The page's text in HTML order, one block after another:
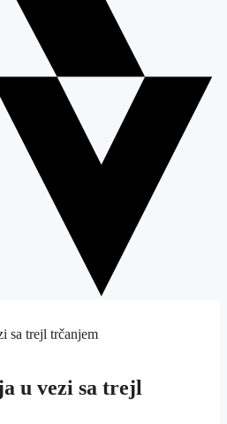
u vezi sa trejl